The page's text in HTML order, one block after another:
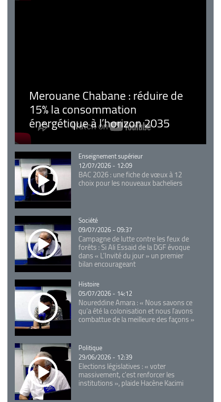
Merouane Chabane : réduire de
15% la consommation
énergétique à l’horizon 2035
Catégorie
Enseignement supérieur
12/07/2026 - 12:09
BAC 2026 : une fiche de vœux à 12
choix pour les nouveaux bacheliers
Catégorie
Société
09/07/2026 - 09:37
Campagne de lutte contre les feux de
forêts : Si Ali Essaid de la DGF évoque
dans « L'Invité du jour » un premier
bilan encourageant
Catégorie
Histoire
05/07/2026 - 14:12
Noureddine Amara : « Nous savons ce
qu’a été la colonisation et nous l’avons
combattue de la meilleure des façons »
Catégorie
Politique
29/06/2026 - 12:39
Elections législatives : « voter
massivement, c'est renforcer les
institutions », plaide Hacène Kacimi